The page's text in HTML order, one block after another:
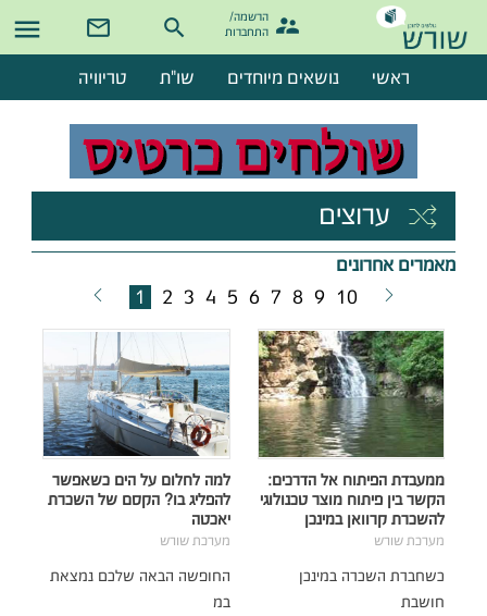

הרשמה/
התחברות
ראשי נושאים מיוחדים שו"ת טריוויה
ערוצים
מאמרים אחרונים
1
2 3 4 5 6 7 8 9 10
ממעבדת הפיתוח אל הדרכים:
הקשר בין פיתוח מוצר טכנולוגי
להשכרת קרוואן במינכן
מערכת שורש
כשחברת השכרה במינכן
חושבת
למה לחלום על הים כשאפשר
להפליג בו? הקסם של השכרת
יאכטה
מערכת שורש
החופשה הבאה שלכם נמצאת
במ